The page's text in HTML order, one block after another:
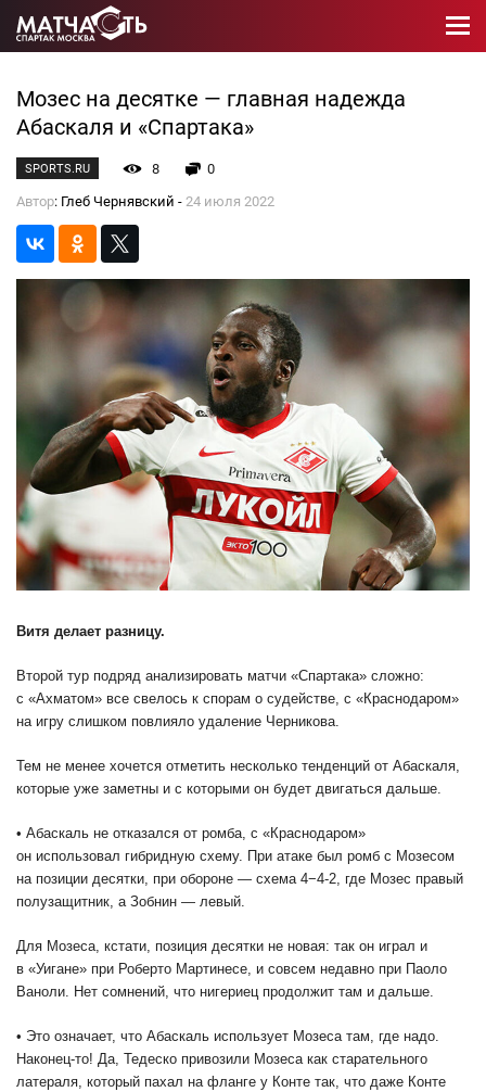
Мозес на десятке — главная надежда
Абаскаля и «Спартака»
SPORTS.RU 8
0
Автор: Глеб Чернявский - 24 июля 2022
Витя делает разницу.
Второй тур подряд анализировать матчи «Спартака» сложно:
с «Ахматом» все свелось к спорам о судействе, с «Краснодаром»
на игру слишком повлияло удаление Черникова.
Тем не менее хочется отметить несколько тенденций от Абаскаля,
которые уже заметны и с которыми он будет двигаться дальше.
• Абаскаль не отказался от ромба, с «Краснодаром»
он использовал гибридную схему. При атаке был ромб с Мозесом
на позиции десятки, при обороне — схема 4−4-2, где Мозес правый
полузащитник, а Зобнин — левый.
Для Мозеса, кстати, позиция десятки не новая: так он играл и
в «Уигане» при Роберто Мартинесе, и совсем недавно при Паоло
Ваноли. Нет сомнений, что нигериец продолжит там и дальше.
• Это означает, что Абаскаль использует Мозеса там, где надо.
Наконец-то! Да, Тедеско привозили Мозеса как старательного
латераля, который пахал на фланге у Конте так, что даже Конте